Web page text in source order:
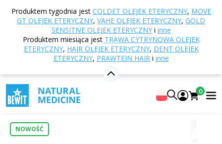
Produktem tygodnia jest COLDET OLEJEK ETERYCZNY, MOVE
GT OLEJEK ETERYCZNY, VAHE OLEJEK ETERYCZNY, GOLD
SENSITIVE OLEJEK ETERYCZNYi inne
Produktem miesiąca jest TRAWA CYTRYNOWA OLEJEK
ETERYCZNY, HAIR OLEJEK ETERYCZNY, DENT OLEJEK
ETERYCZNY, PRAWTEIN HAIRi inne
0
Strona główna
diety
Superfoods
Nasiona i akcesoria do
Alfalfa - nasiona na kiełki BIO
Alfalfa - nasiona na kiełki BIO
ORGANIC Alfalfa - sprouting seeds
5 Pokaż 2 recenzji
NOWOŚĆ